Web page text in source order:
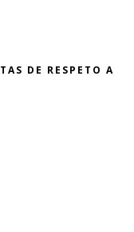
DE RESPETO A